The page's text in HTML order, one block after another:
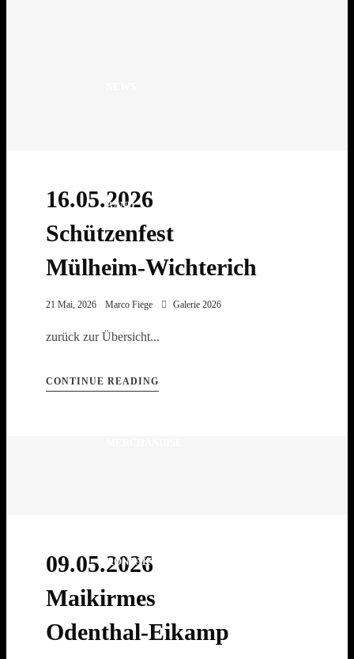
BAND
KONTAKT
16.05.2026
Schützenfest
Mülheim-Wichterich
21 Mai, 2026 Marco Fiege Galerie 2026
zurück zur Übersicht...
CONTINUE READING
09.05.2026
Maikirmes
Odenthal-Eikamp